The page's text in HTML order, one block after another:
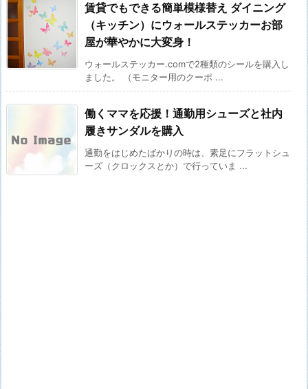
賃貸でもできる簡単模様替え ダイニング
（キッチン）にウォールステッカーお部
屋が華やかに大変身！
ウォールステッカー.comで2種類のシールを購入し
ました。 （モニター用のクーポ ...
働くママを応援！通勤用シューズと社内
履きサンダルを購入
通勤をはじめたばかりの時は、素足にフラットシュ
ーズ（クロックスとか）で行っていま ...